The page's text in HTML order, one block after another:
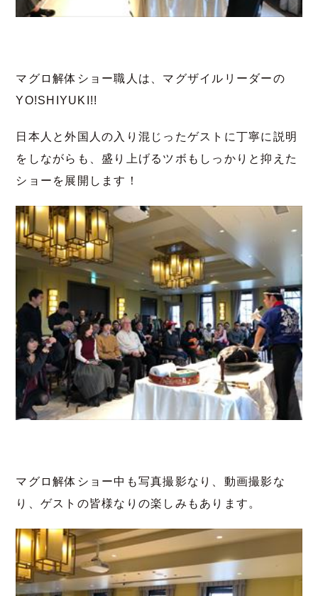
マグロ解体ショー職人は、マグザイルリーダーの
YO!SHIYUKI!!
日本人と外国人の入り混じったゲストに丁寧に説明
をしながらも、盛り上げるツボもしっかりと抑えた
ショーを展開します！
マグロ解体ショー中も写真撮影なり、動画撮影な
り、ゲストの皆様なりの楽しみもあります。